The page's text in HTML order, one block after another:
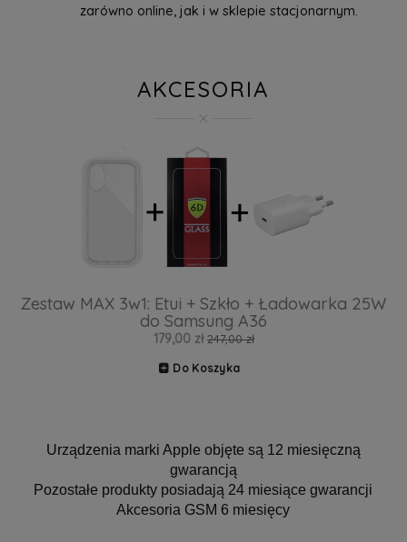
zarówno online, jak i w sklepie stacjonarnym.
AKCESORIA
Zestaw MAX 3w1: Etui + Szkło + Ładowarka 25W
do Samsung A36
179,00 zł 247,00 zł
Do Koszyka
Urządzenia marki Apple objęte są 12 miesięczną
gwarancją
Pozostałe produkty posiadają 24 miesiące gwarancji
Akcesoria GSM 6 miesięcy